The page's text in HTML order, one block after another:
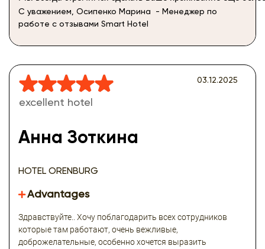
С уважением, Осипенко Марина - Менеджер по
работе с отзывами Smart Hotel
excellent hotel
Анна Зоткина
HOTEL ORENBURG
03.12.2025
Advantages
Здравствуйте.. Хочу поблагодарить всех сотрудников
которые там работают, очень вежливые,
доброжелательные, особенно хочется выразить